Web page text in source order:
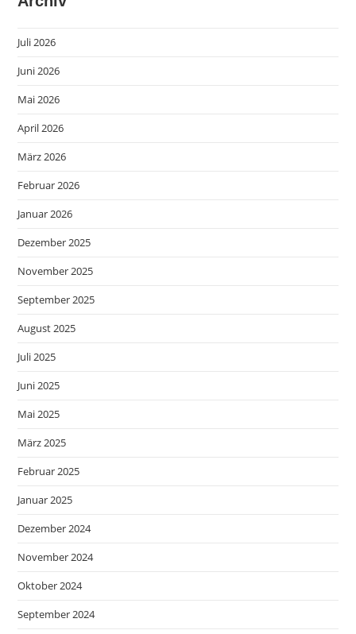
Juli 2026
Juni 2026
Mai 2026
April 2026
März 2026
Februar 2026
Januar 2026
Dezember 2025
November 2025
September 2025
August 2025
Juli 2025
Juni 2025
Mai 2025
März 2025
Februar 2025
Januar 2025
Dezember 2024
November 2024
Oktober 2024
September 2024